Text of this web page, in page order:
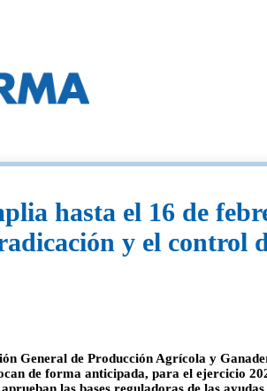
hasta el 16 de
y el control
General de Producción Agrícola y
de forma anticipada, para el ejercicio
las bases reguladoras de las